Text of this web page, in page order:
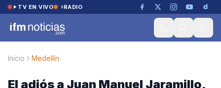
Saltar al contenido
TV EN VIVO RADIO
Inicio Medellín
El adiós a Juan Manuel Jaramillo,